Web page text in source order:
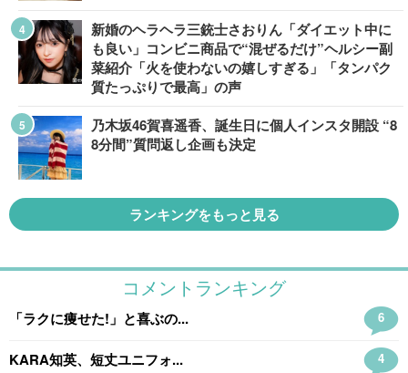
新婚のヘラヘラ三銃士さおりん「ダイエット中に
も良い」コンビニ商品で“混ぜるだけ”ヘルシー副
菜紹介「火を使わないの嬉しすぎる」「タンパク
質たっぷりで最高」の声
乃木坂46賀喜遥香、誕生日に個人インスタ開設 “8
8分間”質問返し企画も決定
ランキングをもっと見る